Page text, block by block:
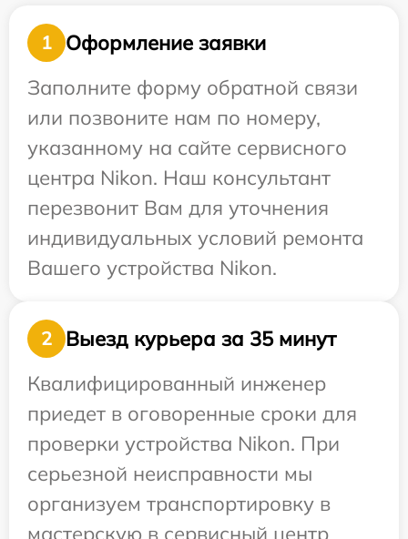
1
Оформление заявки
Заполните форму обратной связи
или позвоните нам по номеру,
указанному на сайте сервисного
центра Nikon. Наш консультант
перезвонит Вам для уточнения
индивидуальных условий ремонта
Вашего устройства Nikon.
2
Выезд курьера за 35 минут
Квалифицированный инженер
приедет в оговоренные сроки для
проверки устройства Nikon. При
серьезной неисправности мы
организуем транспортировку в
мастерскую в сервисный центр